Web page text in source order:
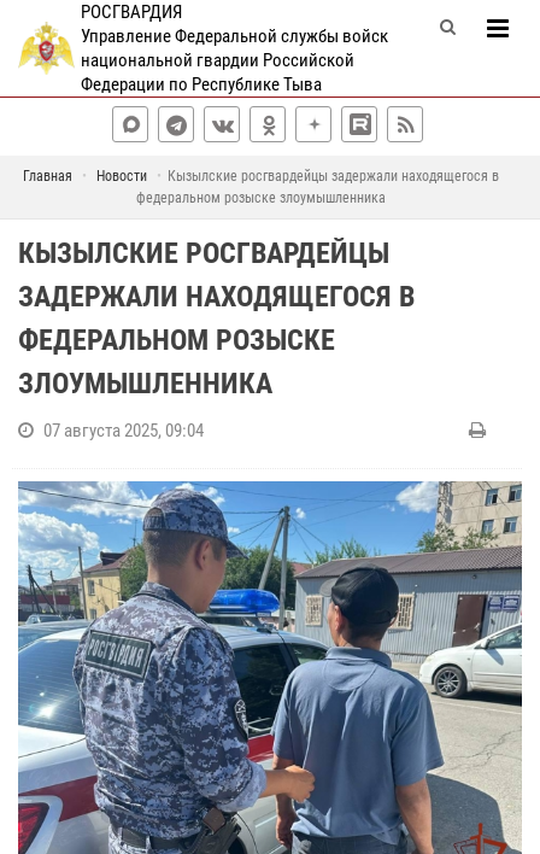
РОСГВАРДИЯ
Управление Федеральной службы войск
национальной гвардии Российской
Федерации по Республике Тыва
Главная Новости
Кызылские росгвардейцы задержали находящегося в
федеральном розыске злоумышленника
КЫЗЫЛСКИЕ РОСГВАРДЕЙЦЫ
ЗАДЕРЖАЛИ НАХОДЯЩЕГОСЯ В
ФЕДЕРАЛЬНОМ РОЗЫСКЕ
ЗЛОУМЫШЛЕННИКА
07 августа 2025, 09:04